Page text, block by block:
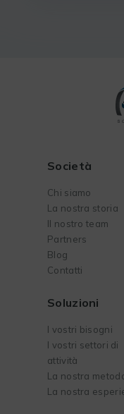
Società
Chi siamo
La nostra storia
Il nostro team
Partners
Blog
Contatti
Soluzioni
I vostri bisogni
I vostri settori di
attività
La nostra
La nostra